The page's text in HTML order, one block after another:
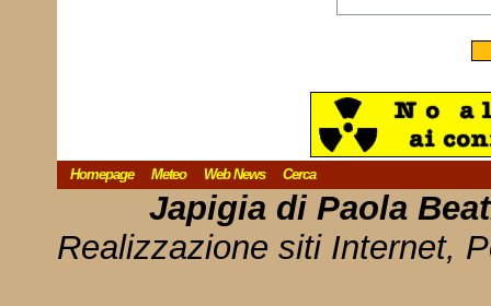
Homepage Meteo Web News Cerca
Japigia di Paola
Realizzazione siti Internet,